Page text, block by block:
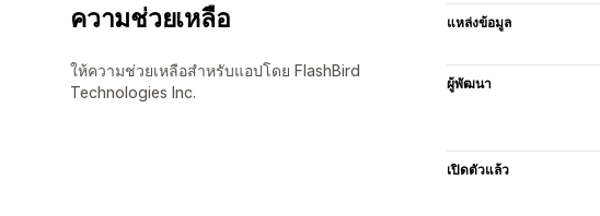
ความช่วยเหลือ
ให้ความช่วยเหลือสำหรับแอปโดย FlashBird
Technologies Inc.
แหล่งข้อมูล
ผู้พัฒนา
เปิดตัวแล้ว